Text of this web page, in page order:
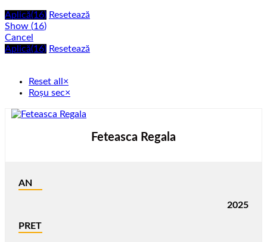
Aplică(16) Resetează
Show (16)
Cancel
Aplică(16) Resetează
Reset all ×
Roșu sec×
Feteasca Regala
AN
2025
PRET